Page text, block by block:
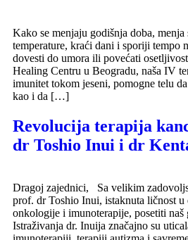
Kako se menjaju godišnja doba,
temperature, kraći dani i sporiji tempo
dovesti do umora ili povećati
Healing Centru u Beogradu, naša IV
imunitet tokom jeseni, pomogne telu
kao i da […]
Revolucija terapija
dr Toshio Inui i dr
Dragoj zajednici, Sa velikim
prof. dr Toshio Inui, istaknuta ličnost u
onkologije i imunoterapije, posetiti naš
Istraživanja dr. Inuija značajno su